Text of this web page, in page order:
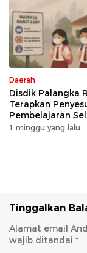
Daerah
Disdik Palangka
Terapkan
Pembelajaran
Potensi Karhutla
1 minggu yang lalu
Tinggalkan
Alamat email
wajib ditandai *